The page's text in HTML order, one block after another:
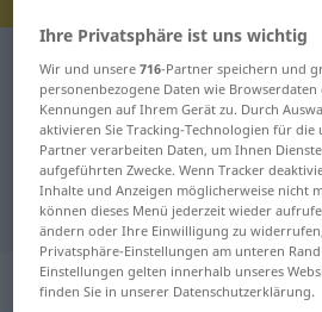
Portugiesisch-Deutsch
Portugiesisch-
Übersetzung für
"ordeiro" Deutsch
„ordeiro“
Ihre Privatsphäre ist uns wichtig
Wir und unsere716-Partner speichern und
personenbezogene Daten wie
Kennungen auf Ihrem Gerät zu. Durch
aktivieren Sie Tracking-Technologien für die
Partner verarbeiten Daten, um Ihnen
aufgeführten Zwecke. Wenn Tracker
Inhalte und Anzeigen möglicherweise nicht
können dieses Menü jederzeit wieder
ändern oder Ihre Einwilligung zu
Privatsphäre-Einstellungen am unteren
Einstellungen gelten innerhalb unseres
finden Sie in unserer Datenschutzerklärung.